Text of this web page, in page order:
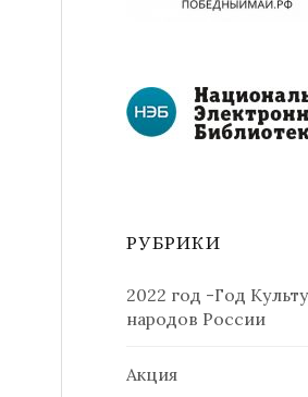
РУБРИКИ
2022 год -Год
народов России
Акция